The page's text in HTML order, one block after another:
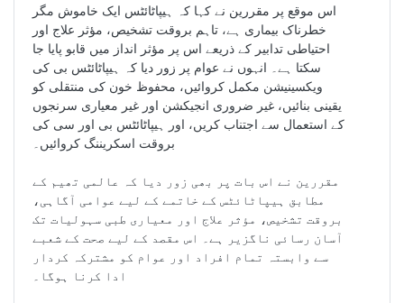
اس موقع پر مقررین نے کہا کہ ہیپاٹائٹس ایک خاموش مگر
خطرناک بیماری ہے، تاہم بروقت تشخیص، مؤثر علاج اور
احتیاطی تدابیر کے ذریعے اس پر مؤثر انداز میں قابو پایا جا
سکتا ہے۔ انہوں نے عوام پر زور دیا کہ ہیپاٹائٹس بی کی
ویکسینیشن مکمل کروائیں، محفوظ خون کی منتقلی کو
یقینی بنائیں، غیر ضروری انجیکشن اور غیر معیاری سرنجوں
کے استعمال سے اجتناب کریں، اور ہیپاٹائٹس بی اور سی کی
بروقت اسکریننگ کروائیں۔
مقررین نے اس بات پر بھی زور دیا کہ عالمی تھیم کے
مطابق ہیپاٹائٹس کے خاتمے کے لیے عوامی آگاہی،
بروقت تشخیص، مؤثر علاج اور معیاری طبی سہولیات تک
آسان رسائی ناگزیر ہے۔ اس مقصد کے لیے صحت کے شعبے
سے وابستہ تمام افراد اور عوام کو مشترکہ کردار
ادا کرنا ہوگا۔